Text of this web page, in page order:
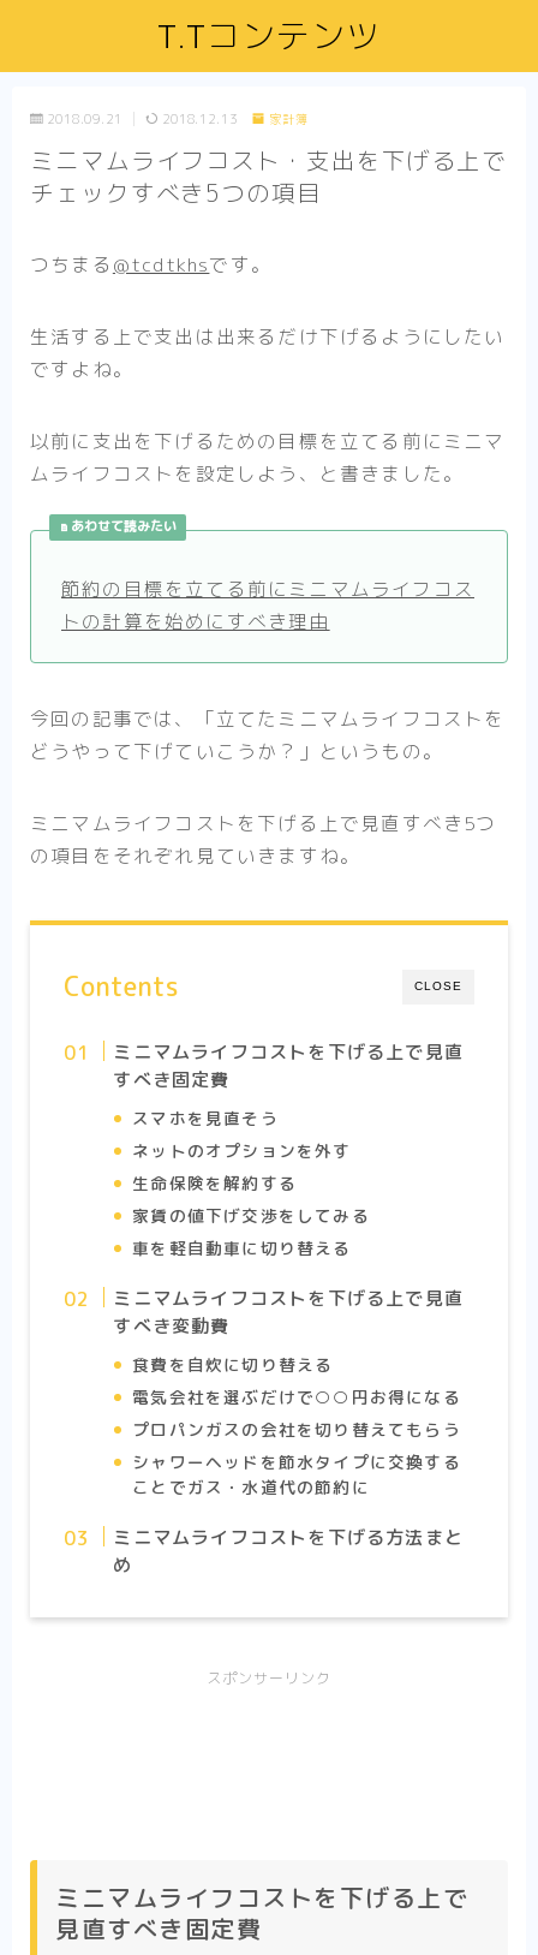
T.Tコンテンツ
2018.09.21 2018.12.13 家計簿
ミニマムライフコスト・支出を下げる上で
チェックすべき5つの項目
つちまる @tcdtkhsです。
生活する上で支出は出来るだけ下げるようにしたい
ですよね。
以前に支出を下げるための目標を立てる前にミニマ
ムライフコストを設定しよう、と書きました。
あわせて読みたい
節約の目標を立てる前にミニマムライフコス
トの計算を始めにすべき理由
今回の記事では、「立てたミニマムライフコストを
どうやって下げていこうか？」というもの。
ミニマムライフコストを下げる上で見直すべき5つ
の項目をそれぞれ見ていきますね。
CLOSE
Contents
ミニマムライフコストを下げる上で見直
すべき固定費
スマホを見直そう
ネットのオプションを外す
生命保険を解約する
家賃の値下げ交渉をしてみる
車を軽自動車に切り替える
ミニマムライフコストを下げる上で見直
すべき変動費
食費を自炊に切り替える
電気会社を選ぶだけで○○円お得になる
プロパンガスの会社を切り替えてもらう
シャワーヘッドを節水タイプに交換する
ことでガス・水道代の節約に
ミニマムライフコストを下げる方法まと
め
スポンサーリンク
ミニマムライフコストを下げる上で
見直すべき固定費